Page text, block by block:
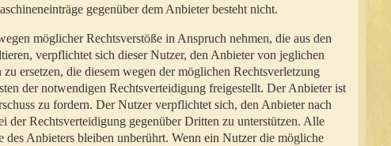
gegenüber dem Anbieter besteht nicht.
möglicher Rechtsverstöße in Anspruch nehmen, die aus den
verpflichtet sich dieser Nutzer, den Anbieter von jeglichen
ersetzen, die diesem wegen der möglichen Rechtsverletzung
der notwendigen Rechtsverteidigung freigestellt. Der Anbieter ist
zu fordern. Der Nutzer verpflichtet sich, den Anbieter nach
Rechtsverteidigung gegenüber Dritten zu unterstützen. Alle
des Anbieters bleiben unberührt. Wenn ein Nutzer die mögliche